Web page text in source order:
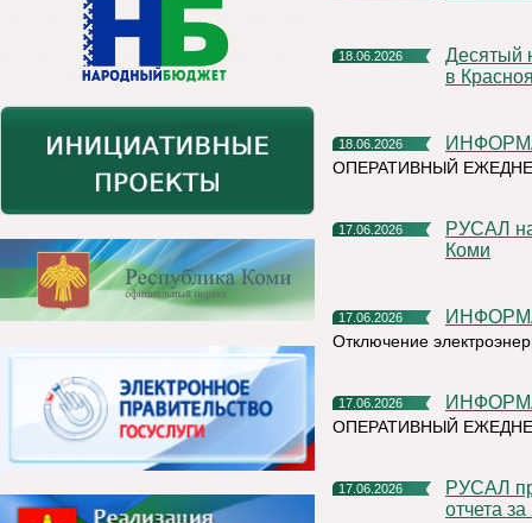
18.06.2026
Десятый научный фестиваль РУСАЛа стартует уже в августе
в
18.06.2026
ОПЕРАТИВНЫЙ
17.06.2026
РУСАЛ направит более 13 миллионов рублей на развитие
Коми
17.06.2026
Отключение
17.06.2026
ОПЕРАТИВНЫЙ
17.06.2026
РУСАЛ провел общественно-экспертные заверения Единого
отчета